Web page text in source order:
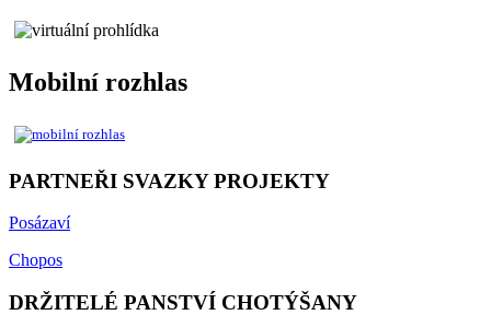
Mobilní rozhlas
PARTNEŘI SVAZKY PROJEKTY
Posázaví
Chopos
DRŽITELÉ PANSTVÍ CHOTÝŠANY